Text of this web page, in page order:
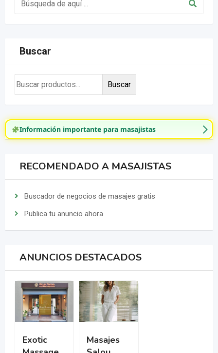
Buscar
Buscar
Información importante para masajistas
RECOMENDADO A MASAJISTAS
Buscador de negocios de masajes gratis
Publica tu anuncio ahora
ANUNCIOS DESTACADOS
Exotic
Masajes